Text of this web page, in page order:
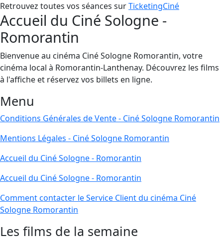
Retrouvez toutes vos séances surTicketingCiné
Accueil du Ciné Sologne -
Romorantin
Bienvenue au cinéma Ciné Sologne Romorantin, votre
cinéma local à Romorantin-Lanthenay. Découvrez les films
à l'affiche et réservez vos billets en ligne.
Menu
Conditions Générales de Vente - Ciné Sologne Romorantin
Mentions Légales - Ciné Sologne Romorantin
Accueil du Ciné Sologne - Romorantin
Accueil du Ciné Sologne - Romorantin
Comment contacter le Service Client du cinéma Ciné
Sologne Romorantin
Les films de la semaine